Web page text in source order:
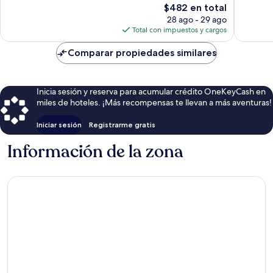
El
precio
actual
es
de
$482
$482 en total
28 ago - 29 ago
Total con impuestos y cargos
Comparar propiedades similares
Inicia sesión y reserva para acumular crédito OneKeyCash en
miles de hoteles. ¡Más recompensas te llevan a más aventuras!
Iniciar sesión Registrarme gratis
Información de la zona